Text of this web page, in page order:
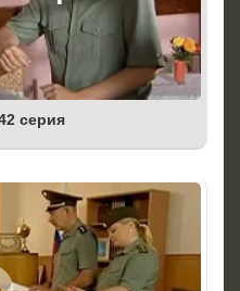
серия